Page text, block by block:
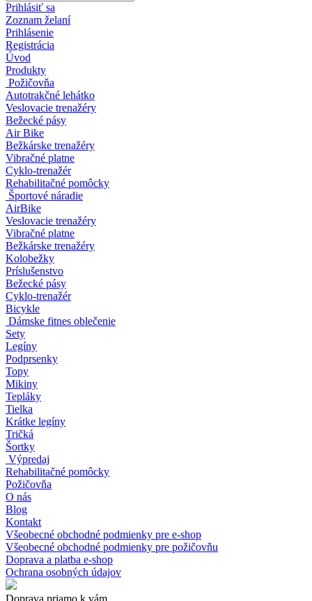
Prihlásiť sa
Zoznam želaní
Prihlásenie
Registrácia
Úvod
Produkty
Požičovňa
Autotrakčné lehátko
Veslovacie trenažéry
Bežecké pásy
Air Bike
Bežkárske trenažéry
Vibračné platne
Cyklo-trenažér
Rehabilitačné pomôcky
Športové náradie
AirBike
Veslovacie trenažéry
Vibračné platne
Bežkárske trenažéry
Kolobežky
Príslušenstvo
Bežecké pásy
Cyklo-trenažér
Bicykle
Dámske fitnes oblečenie
Sety
Legíny
Podprsenky
Topy
Mikiny
Tepláky
Tielka
Krátke legíny
Tričká
Šortky
Výpredaj
Rehabilitačné pomôcky
Požičovňa
O nás
Blog
Kontakt
Všeobecné obchodné podmienky pre e-shop
Všeobecné obchodné podmienky pre požičovňu
Doprava a platba e-shop
Ochrana osobných údajov
Doprava priamo k vám